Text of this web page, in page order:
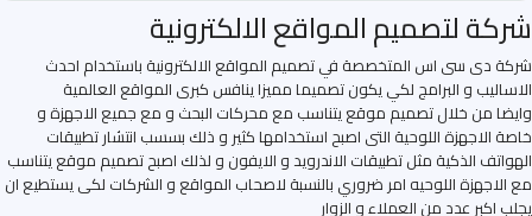
شركة لتصميم المواقع الالكترونية
شركة دى سى اس المتخصصة في تصميم المواقع الالكترونية باستخدام احدث
الاساليب و البرامج لكي يكون تصميما مميزا ينافس كبرى المواقع العالمية
وايضا من خلال تصميم موقع يتناسب مع محركات البحث و مع جميع الاجهزة و
خاصة الاجهزة اللوحية التى اصبح استخدامها كثير و ذلك بسسب انتشار تطبيقات
الهواتف الذكية مثل تطبيقات الاندرويد و الايفون و لذلك اصبح تصميم موقع يتناسب
مع الاجهزة اللوحيه امر ضروري بالنسبة لاصحاب المواقع و الشركات لكى يستطيع ان
يجلب اكبر عدد من العملاء و الزوار